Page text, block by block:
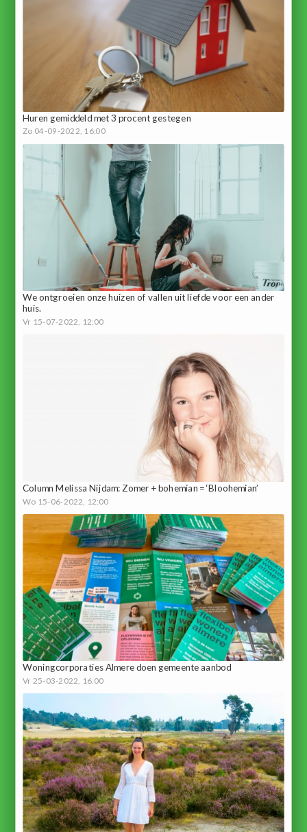
Huren gemiddeld met 3 procent gestegen
Zo 04-09-2022, 16:00
We ontgroeien onze huizen of vallen uit liefde voor een ander
huis.
Vr 15-07-2022, 12:00
Column Melissa Nijdam: Zomer + bohemian = ‘Bloohemian’
Wo 15-06-2022, 12:00
Woningcorporaties Almere doen gemeente aanbod
Vr 25-03-2022, 16:00